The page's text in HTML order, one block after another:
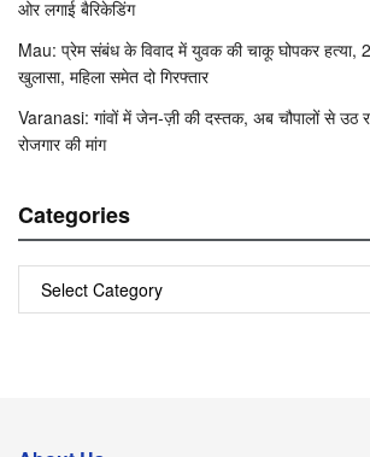
ओर लगाई बैरिकेडिंग
Mau: प्रेम संबंध के विवाद में युवक की चाकू घोपकर हत्या,
खुलासा, महिला समेत दो गिरफ्तार
Varanasi: गांवों में जेन-ज़ी की दस्तक, अब चौपालों से उठ रही
रोजगार की मांग
Categories